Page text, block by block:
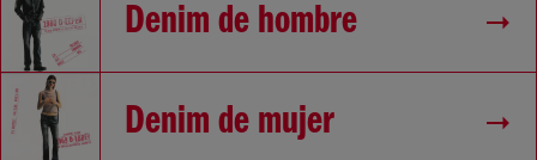
Denim de hombre
Denim de mujer